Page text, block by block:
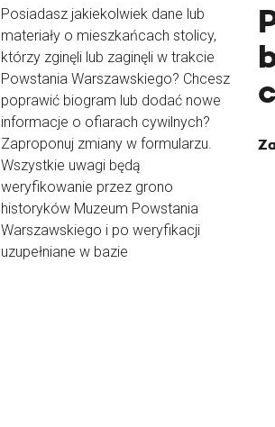
Posiadasz jakiekolwiek dane lub
materiały o mieszkańcach stolicy,
którzy zginęli lub zaginęli w trakcie
Powstania Warszawskiego? Chcesz
poprawić biogram lub dodać nowe
informacje o ofiarach cywilnych?
Zaproponuj zmiany w formularzu.
Wszystkie uwagi będą
weryfikowanie przez grono
historyków Muzeum Powstania
Warszawskiego i po weryfikacji
uzupełniane w bazie